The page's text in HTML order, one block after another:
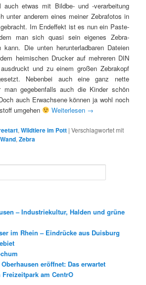
etwas mit Bildbe- und -verarbeitung
unter anderem eines meiner Zebrafotos in
Im Endeffekt ist es nun ein Paste-
man sich quasi sein eigenes Zebra-
kann. Die unten herunterladbaren Dateien
heimischen Drucker auf mehreren DIN
und zu einem großen Zebrakopf
Nebenbei auch eine ganz nette
man gegebenfalls auch die Kinder schön
auch Erwachsene können ja wohl noch
umgehen
Weiterlesen →
,Wildtiere im Pott |Verschlagwortet mit
Wand,Zebra
– Industriekultur, Halden und grüne
im Rhein – Eindrücke aus Duisburg
eröffnet: Das erwartet
am CentrO